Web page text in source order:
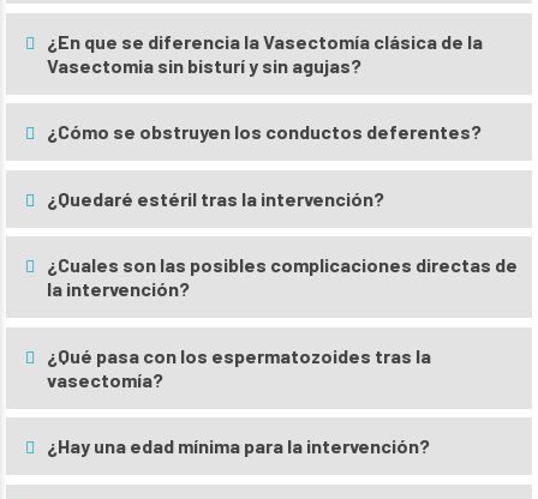
¿En que se diferencia la Vasectomía clásica de la
Vasectomia sin bisturí y sin agujas?
¿Cómo se obstruyen los conductos deferentes?
¿Quedaré estéril tras la intervención?
¿Cuales son las posibles complicaciones directas de
la intervención?
¿Qué pasa con los espermatozoides tras la
vasectomía?
¿Hay una edad mínima para la intervención?